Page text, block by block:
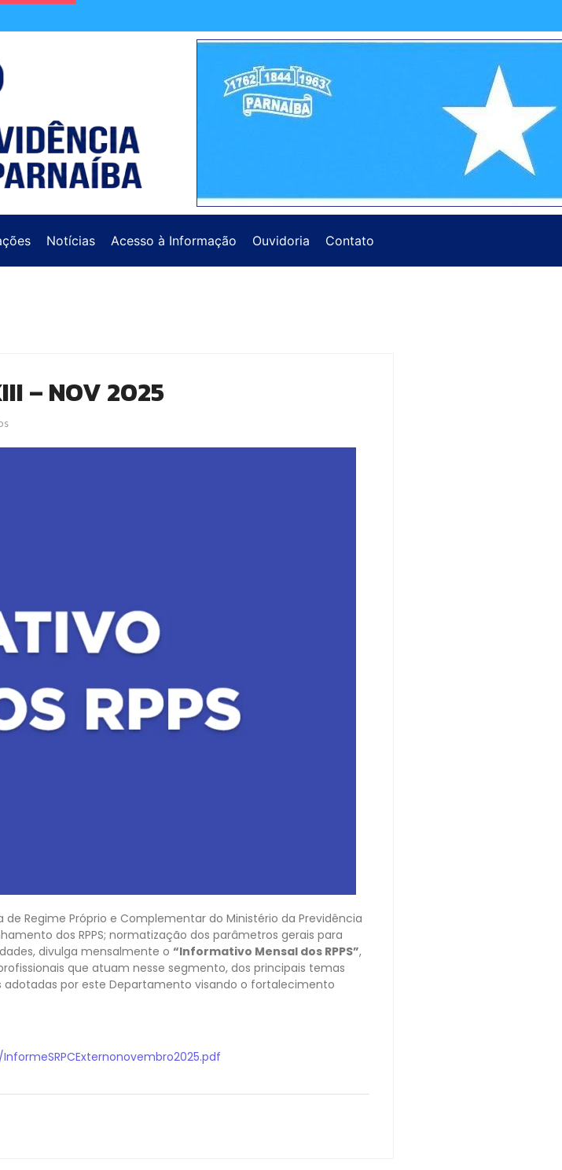
Notícias Acesso à Informação Ouvidoria Contato
– NOV 2025
de Regime Próprio e Complementar do Ministério da Previdência
dos RPPS; normatização dos parâmetros gerais para
divulga mensalmente o “Informativo Mensal dos RPPS”,
que atuam nesse segmento, dos principais temas
adotadas por este Departamento visando o fortalecimento